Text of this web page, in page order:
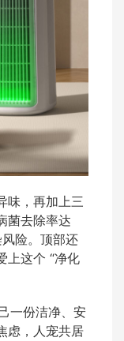
味，再加上三
菌去除率达
险。顶部还
上这个 “净化
一份洁净、安
虑，人宠共居